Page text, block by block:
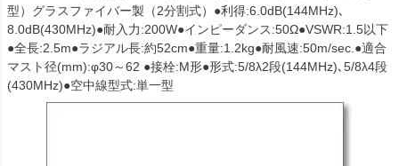
型）グラスファイバー製（2分割式）●利得:6.0dB(144MHz)､
8.0dB(430MHz)●耐入力:200W●インピーダンス:50Ω●VSWR:1.5以下
●全長:2.5m●ラジアル長:約52cm●重量:1.2kg●耐風速:50m/sec.●適合
マスト径(mm):φ30～62 ●接栓:M形●形式:5/8λ2段(144MHz)､5/8λ4段
(430MHz)●空中線型式:単一型